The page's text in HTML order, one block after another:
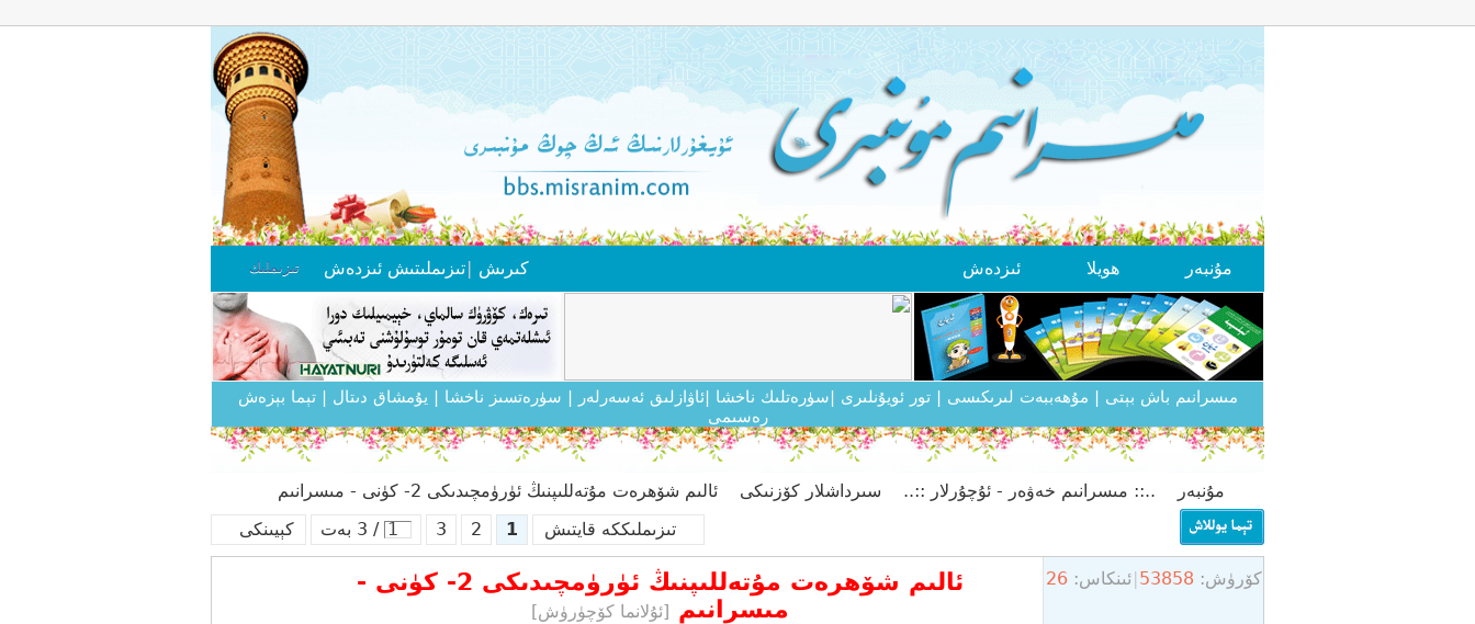
تىزىملىك مۇنبەر ھويلا ئىزدەش كىرىش |تىزىملىتىش ئىزدەش
مىسرانىم باش بېتى | مۇھەببەت لىرىكىسى | تور ئويۇنلىرى |سۈرەتلىك ناخشا |ئاۋازلىق ئەسەرلەر | سۈرەتسىز ناخشا | يۇمشاق دىتال | تېما بېزەش
رەسىمى
مىسرانىم
»
مۇنبەر
›
..:: مىسرانىم خەۋەر - ئۇچۇرلار ::..
›
سىرداشلار كۆزنىكى
›
ئالىم شۆھرەت مۇتەللىپنىڭ ئۈرۈمچىدىكى 2- كۈنى - مىسرانىم
1
2
3 / 3 بەت كېيىنكى تىزىملىككە قايتىش
كۆرۈش: 53858
|ئىنكاس: 26
ئالىم شۆھرەت مۇتەللىپنىڭ ئۈرۈمچىدىكى 2- كۈنى -
مىسرانىم [ئۇلانما كۆچۈرۈش]